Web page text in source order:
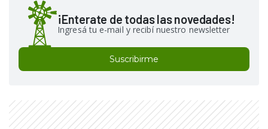
¡Enterate de todas las novedades!
Ingresá tu e-mail y recibí nuestro newsletter
Suscribirme